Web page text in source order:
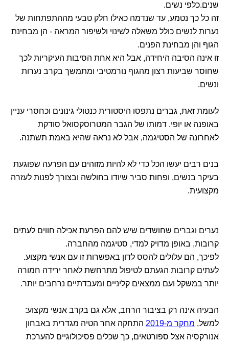
שנים.כלפי נשים.
זה כל כך נטמע, עד שנדמה כאילו חלק טבעי מההתפתחות של
נערות לנשים כולל משאלה לשינוי ולשיפור המראה - הן מבחינת
הגוף והן מבחינת הפנים.
זו אינה הסיבה היחידה, אבל היא אחת הסיבות העיקריות לכך
שחוסר שביעות רצון מהגוף נורמטיבי ומתמשך בקרב נערות
ונשים.
לעומת זאת, גברים נתפסו היסטורית כנטולי גינונים וכחסרי עניין
באופנה או יופי. דמותו של הגבר המטרוסקסואל סודקת
לאחרונה של הסטיגמה, אבל לא נראה שהיא באמת תשתנה.
בנים רבים יעשו הכל כדי לא להיות מזוהים עם הפרעה שפוגעת
בעיקר בנשים, ופחות סביר שיודו בחולשה ובצורך לפנות לעזרה
מקצועית.
נערים וגברים שחושדים שיש להם הפרעת אכילה חווים לעתים
קרובות, באופן מדויק למדי, סטיגמה מהחברה.
לפיכך, הם עלולים להסס לדון באפשרות זו עם אנשי מקצוע.
לעתים קרובות הגעתם לטיפול מתרחשת לאחר ירידה חמורה
יותר במשקל ועם ממצאים קליניים ומעבדתיים נרחבים יותר.
הבעיה אינה רק בציבור הרחב, אלא גם בקרב אנשי מקצוע:
למשל, מחקר מ-2019
התחקה אחר הטיה מגדרית באבחון
אנורקסיה אצל ספורטאים, כך שכלים פסיכולוגיים להערכת